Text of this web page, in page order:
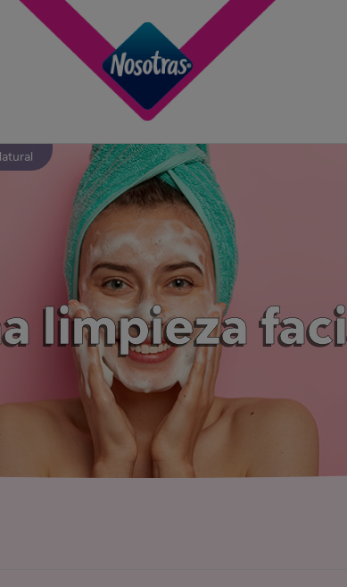
limpieza